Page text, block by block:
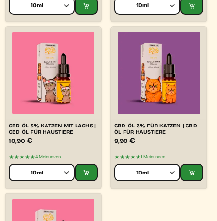
CBD ÖL 3% KATZEN MIT LACHS |
CBD ÖL FÜR HAUSTIERE
10,90 €
★★★★★4 Meinungen
CBD-ÖL 3% FÜR KATZEN | CBD-
ÖL FÜR HAUSTIERE
9,90 €
★★★★★1 Meinungen